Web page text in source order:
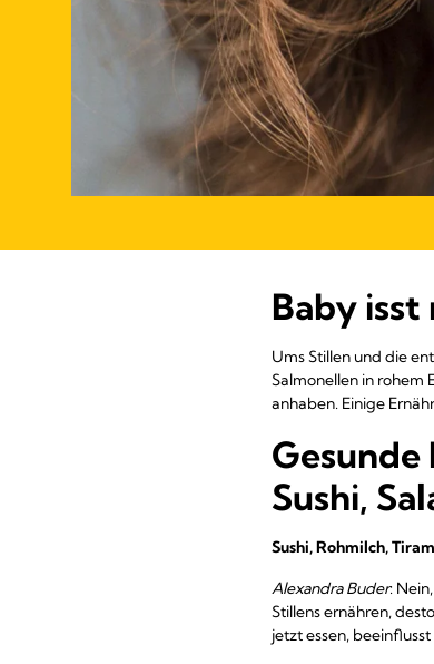
Baby
Ums Stillen und die
Salmonellen in rohem
anhaben. Einige
Sushi,
Sushi, Rohmilch,
Alexandra Buder:
Stillens ernähren,
jetzt essen,